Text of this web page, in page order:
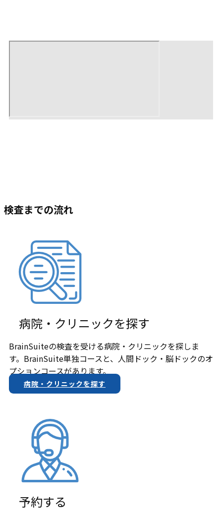
検査までの流れ
病院・クリニックを探す
BrainSuiteの検査を受ける病院・クリニックを探しま
す。BrainSuite単独コースと、人間ドック・脳ドックのオ
プションコースがあります。
病院・クリニックを探す
予約する